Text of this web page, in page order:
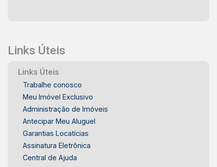
Links Úteis
Links Úteis
Trabalhe conosco
Meu Imóvel Exclusivo
Administração de Imóveis
Antecipar Meu Aluguel
Garantias Locatícias
Assinatura Eletrônica
Central de Ajuda